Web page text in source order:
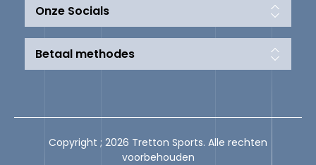
Onze Socials
Betaal methodes
Copyright ; 2026 Tretton Sports. Alle rechten
voorbehouden